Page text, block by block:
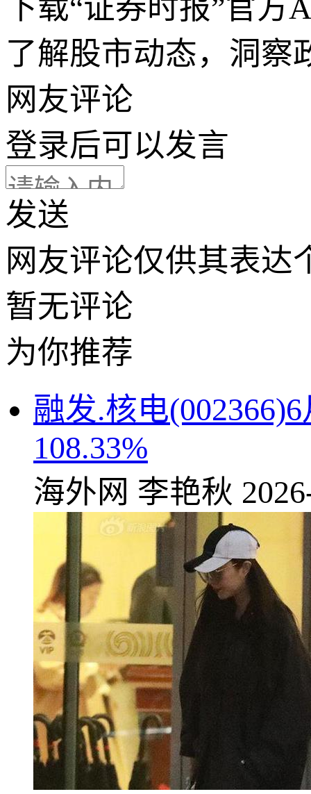
下载“证券时报”官
了解股市动态，洞察
网友评论
登录后可以发言
发送
网友评论仅供其表达
暂无评论
为你推荐
融发.核电
108.33%
海外网 李艳秋